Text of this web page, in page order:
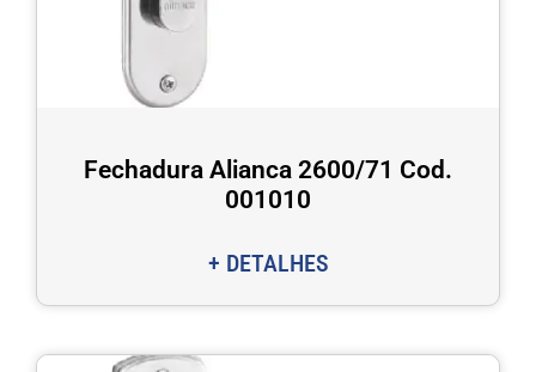
Fechadura Alianca 2600/71 Cod.
001010
+ DETALHES